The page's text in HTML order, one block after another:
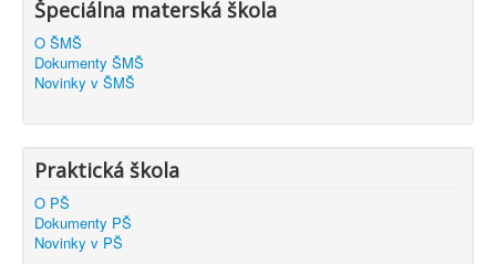
Špeciálna materská škola
O ŠMŠ
Dokumenty ŠMŠ
Novinky v ŠMŠ
Praktická škola
O PŠ
Dokumenty PŠ
Novinky v PŠ